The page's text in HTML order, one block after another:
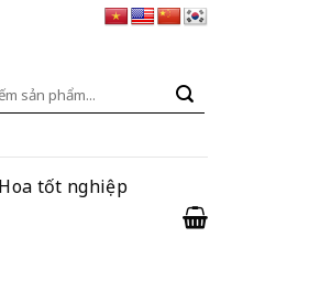
Hoa tốt nghiệp